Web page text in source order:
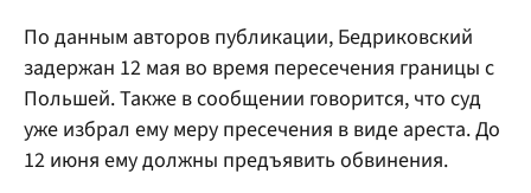
По данным авторов публикации, Бедриковский
задержан 12 мая во время пересечения границы с
Польшей. Также в сообщении говорится, что суд
уже избрал ему меру пресечения в виде ареста. До
12 июня ему должны предъявить обвинения.